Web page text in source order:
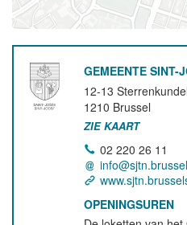
GEMEENTE SINT-
12-13
1210 Brussel
ZIE KAART
02 220 26 11
OPENINGSUREN